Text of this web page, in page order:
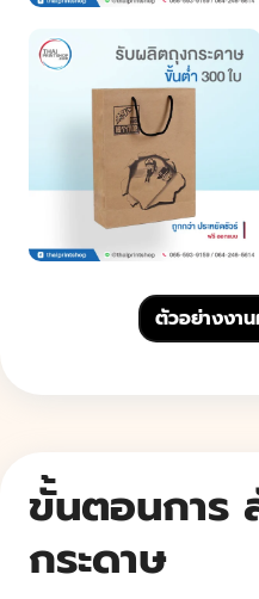
ตัวอย่างงา
ขั้นตอนการ
กระดาษ